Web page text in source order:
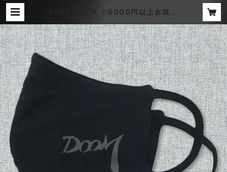
FREE MASK ※5000円以上お買い
MERCH STORE